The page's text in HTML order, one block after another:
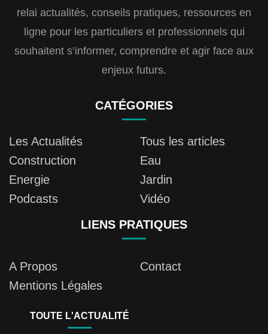
relai actualités, conseils pratiques, ressources en
ligne pour les particuliers et professionnels qui
souhaitent s’informer, comprendre et agir face aux
enjeux futurs.
CATÉGORIES
Les Actualités
Tous les articles
Construction
Eau
Energie
Jardin
Podcasts
Vidéo
LIENS PRATIQUES
A Propos
Contact
Mentions Légales
TOUTE L'ACTUALITÉ